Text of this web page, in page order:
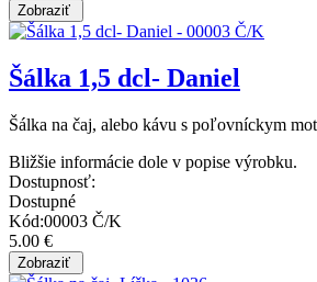
Šálka 1,5 dcl- Daniel
Šálka na čaj, alebo kávu s poľovníckym
Bližšie informácie dole v popise výrobku.
Dostupnosť:
Dostupné
Kód:00003 Č/K
5.00 €